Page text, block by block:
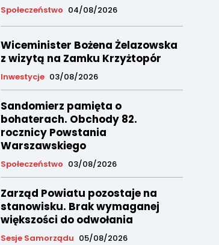
Społeczeństwo 04/08/2026
Wiceminister Bożena Żelazowska
z wizytą na Zamku Krzyżtopór
Inwestycje 03/08/2026
Sandomierz pamięta o
bohaterach. Obchody 82.
rocznicy Powstania
Warszawskiego
Społeczeństwo 03/08/2026
Zarząd Powiatu pozostaje na
stanowisku. Brak wymaganej
większości do odwołania
Sesje Samorządu 05/08/2026